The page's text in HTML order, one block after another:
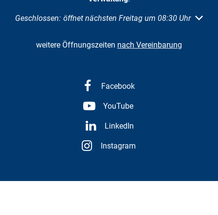
Klicken, um weitere Öffnungs- oder Schließzeiten
Geschlossen: öffnet nächsten Freitag um 08:30 Uhr
weitere Öffnungszeiten nach Vereinbarung
Facebook
YouTube
LinkedIn
Instagram